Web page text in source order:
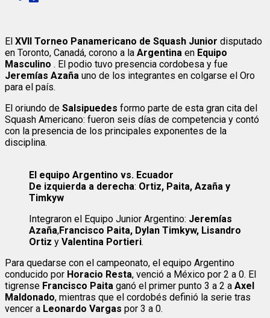
El XVII Torneo Panamericano de Squash Junior disputado
en Toronto, Canadá, corono a la Argentina en Equipo
Masculino . El podio tuvo presencia cordobesa y fue
Jeremías Azaña uno de los integrantes en colgarse el Oro
para el país.
El oriundo de Salsipuedes formo parte de esta gran cita del
Squash Americano: fueron seis días de competencia y contó
con la presencia de los principales exponentes de la
disciplina.
El equipo Argentino vs. Ecuador
De izquierda a derecha: Ortiz, Paita, Azaña y
Timkyw
Integraron el Equipo Junior Argentino: Jeremías
Azaña,Francisco Paita, Dylan Timkyw, Lisandro
Ortiz y Valentina Portieri.
Para quedarse con el campeonato, el equipo Argentino
conducido por Horacio Resta, venció a México por 2 a 0. El
tigrense Francisco Paita ganó el primer punto 3 a 2 a Axel
Maldonado, mientras que el cordobés definió la serie tras
vencer a Leonardo Vargas por 3 a 0.